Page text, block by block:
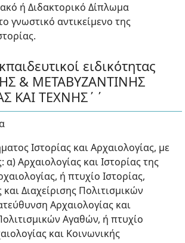
ή Διδακτορικό Δίπλωμα
γνωστικό αντικείμενο της
ειδικότητας
& ΜΕΤΑΒΥΖΑΝΤΙΝΗΣ
ΚΑΙ ΤΕΧΝΗΣ΄΄
Ιστορίας και Αρχαιολογίας, με
α) Αρχαιολογίας και Ιστορίας της
ή πτυχίο Ιστορίας,
Διαχείρισης Πολιτισμικών
Αρχαιολογίας και
Αγαθών, ή πτυχίο
και Κοινωνικής